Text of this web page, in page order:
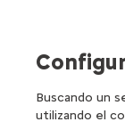
Buscando un
utilizando el